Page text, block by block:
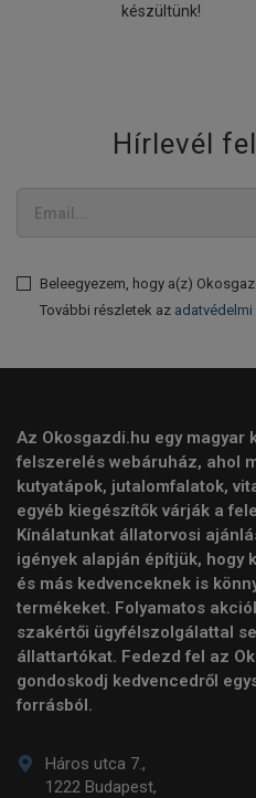
készültünk!
Hírlevél
Beleegyezem, hogy a(z)
További részletek az
Az Okosgazdi.hu egy magyar
felszerelés webáruház, ahol
kutyatápok, jutalomfalatok,
egyéb kiegészítők várják a
Kínálatunkat állatorvosi
igények alapján építjük, hogy
és más kedvenceknek is
termékeket. Folyamatos
szakértői ügyfélszolgálattal
állattartókat. Fedezd fel az
gondoskodj kedvencedről
forrásból.
Háros utca 7.,
1222 Budapest,